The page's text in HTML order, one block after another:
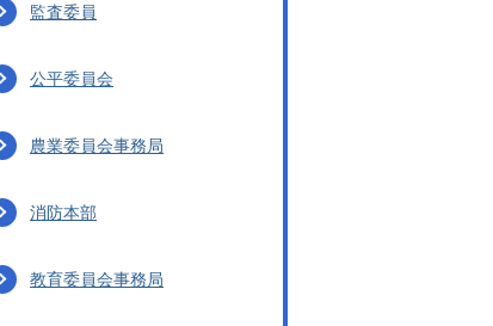
監査委員
公平委員会
農業委員会事務局
消防本部
教育委員会事務局